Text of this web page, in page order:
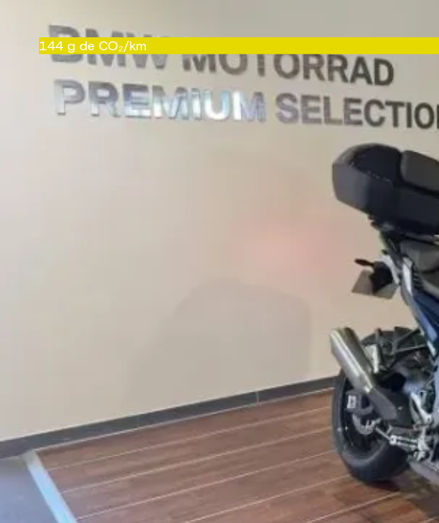
CRIT'Air 1
144 g de CO₂/km
Équipements
Technologie et multimédia
Préparation GPS (support téléphone)
Régulateur de vitesse
Teleservices